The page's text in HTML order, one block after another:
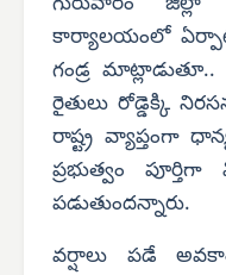
కార్యాలయంలో
గండ్ర
రైతులు రోడ్డెక్కి
రాష్ట్ర వ్యాప్తంగా
ప్రభుత్వం
పడుతుందన్నారు.
వర్షాలు పడే